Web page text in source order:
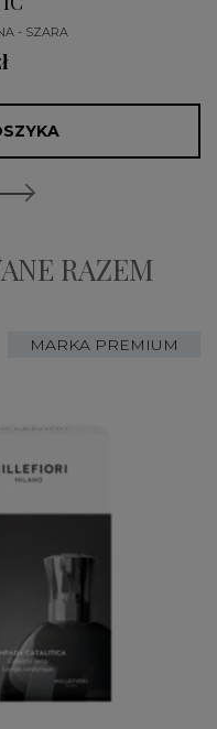
- SZARA
RAZEM
MARKA PREMIUM